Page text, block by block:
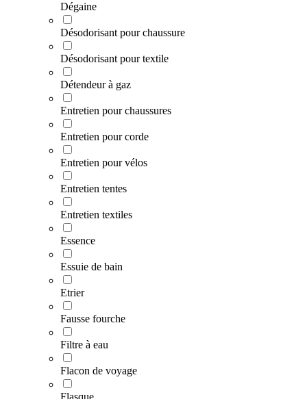
Dégaine
Désodorisant pour chaussure
Désodorisant pour textile
Détendeur à gaz
Entretien pour chaussures
Entretien pour corde
Entretien pour vélos
Entretien tentes
Entretien textiles
Essence
Essuie de bain
Etrier
Fausse fourche
Filtre à eau
Flacon de voyage